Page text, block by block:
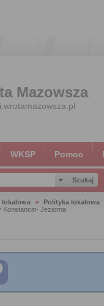
Mazowsza
WKSP Pomoc
lokalowa
Polityka lokalowa
Konstancin- Jeziorna